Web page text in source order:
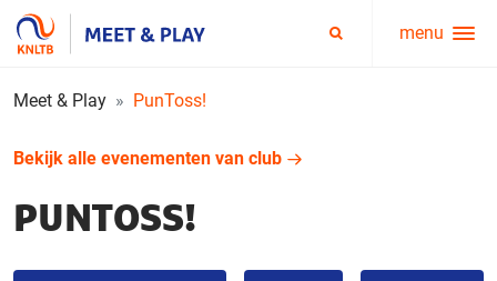
Service
menu
menu
Meet & Play PunToss!
Bekijk alle evenementen van club
PUNTOSS!